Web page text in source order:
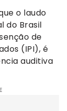
o laudo
do Brasil
de
(IPI), é
auditiva